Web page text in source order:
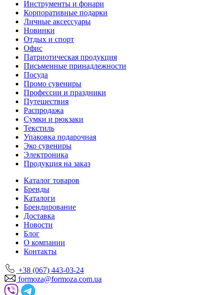
Инструменты и фонари
Корпоративные подарки
Личные аксессуары
Новинки
Отдых и спорт
Офис
Патриотическая продукция
Письменные принадлежности
Посуда
Промо сувениры
Профессии и праздники
Путешествия
Распродажа
Сумки и рюкзаки
Текстиль
Упаковка подарочная
Эко сувениры
Электроника
Продукция на заказ
Каталог товаров
Бренды
Каталоги
Брендирование
Доставка
Новости
Блог
О компании
Контакты
+38 (067) 443-03-24
formoza@formoza.com.ua